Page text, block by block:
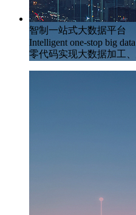
智制一站式大数据平台
Intelligent one-stop big
零代码实现大数据加工